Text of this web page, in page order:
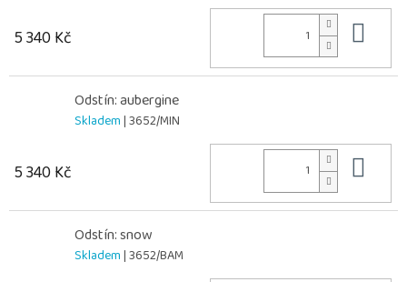
5 340 Kč
Odstín: aubergine
Skladem| 3652/MIN
5 340 Kč
Odstín: snow
Skladem| 3652/BAM